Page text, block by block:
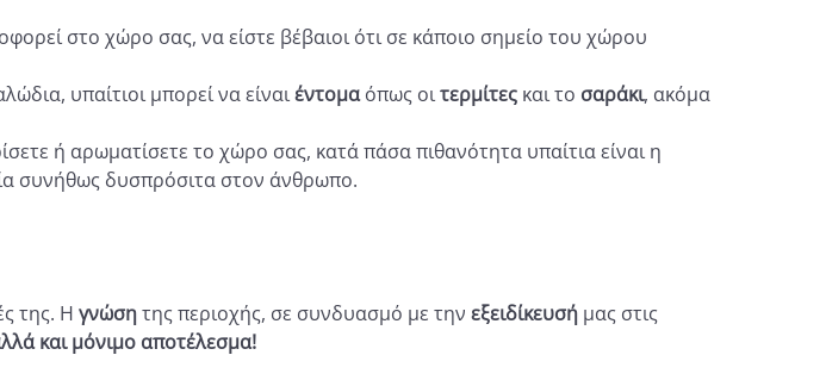
στο χώρο σας, να είστε βέβαιοι ότι σε κάποιο σημείο του χώρου
υπαίτιοι μπορεί να είναιέντομαόπως οιτερμίτες και το σαράκι, ακόμα
ή αρωματίσετε το χώρο σας, κατά πάσα πιθανότητα υπαίτια είναι η
συνήθως δυσπρόσιτα στον άνθρωπο.
της. Η γνώσητης περιοχής, σε συνδυασμό με την εξειδίκευσή μας στις
και μόνιμο αποτέλεσμα!